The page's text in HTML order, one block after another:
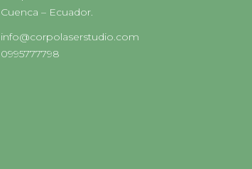
Cuenca – Ecuador.
info@corpolaserstudio.com
0995777798